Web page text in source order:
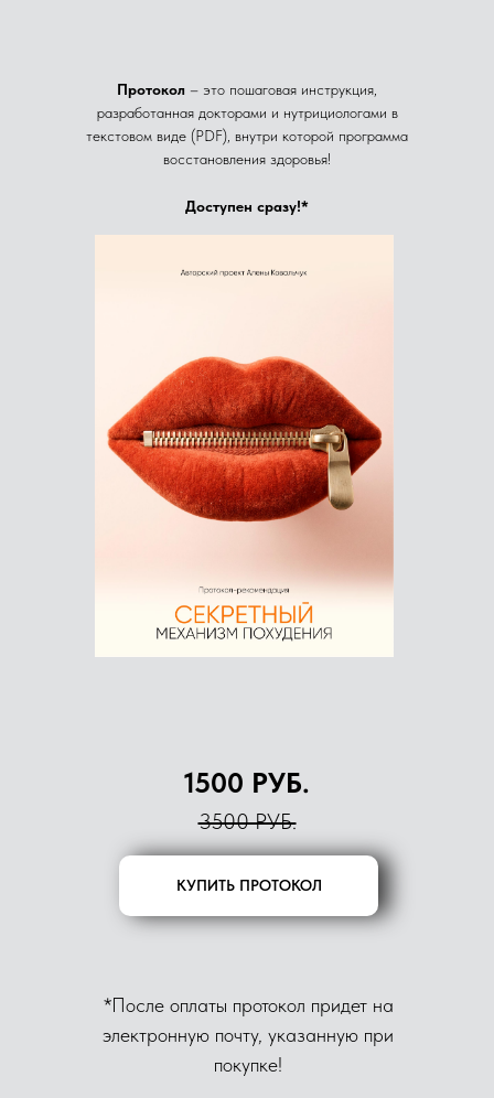
КУПИТЬ ПРОТОКОЛ
1500 РУБ.
*После оплаты протокол придет на
электронную почту, указанную при
покупке!
Доступен сразу!*
3500 РУБ.
Протокол – это пошаговая инструкция,
разработанная докторами и нутрициологами в
текстовом виде (PDF), внутри которой программа
восстановления здоровья!